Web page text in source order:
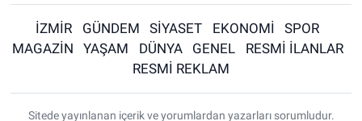
İZMİR GÜNDEM SİYASET EKONOMİ
SPOR
MAGAZİN
YAŞAM DÜNYA GENEL
RESMİ İLANLAR
RESMİ REKLAM
Sitede yayınlanan içerik ve yorumlardan yazarları sorumludur.